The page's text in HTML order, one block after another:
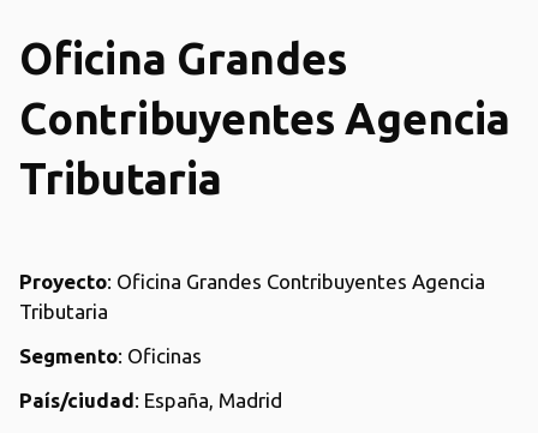
Oficina Grandes
Contribuyentes Agencia
Tributaria
Proyecto: Oficina Grandes Contribuyentes Agencia
Tributaria
Segmento: Oficinas
País/ciudad: España, Madrid